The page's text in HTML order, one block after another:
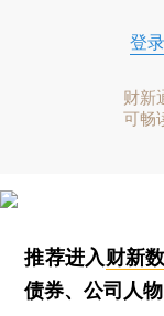
登录
财新
可畅
推荐进入财新
债券、公司人